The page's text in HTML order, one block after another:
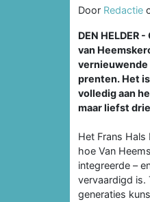
Door Redactie
DEN
van
vernieuwende
prenten. Het
volledig aan
maar liefst
Het Frans
hoe Van
integreerde –
vervaardigd is.
generaties